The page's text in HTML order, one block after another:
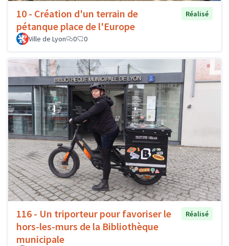
10 - Création d'un terrain de
pétanque place de l'Europe
Réalisé
Ville de Lyon 0 0
116 - Un triporteur pour favoriser le
hors-les-murs de la Bibliothèque
municipale
Réalisé